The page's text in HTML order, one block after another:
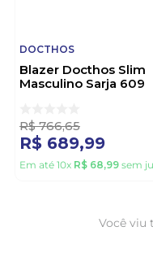
DOCTHOS
Blazer Docthos Slim
Masculino Sarja 609
R$ 766,65
R$ 689,99
Em até 10x R$ 68,99 sem
Você viu